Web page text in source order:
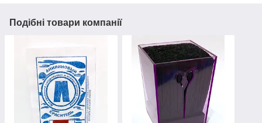
Подібні товари компанії